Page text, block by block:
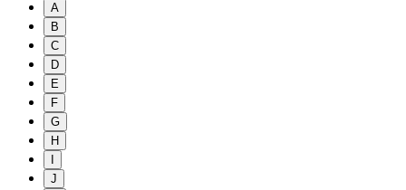
A
B
C
D
E
F
G
H
J